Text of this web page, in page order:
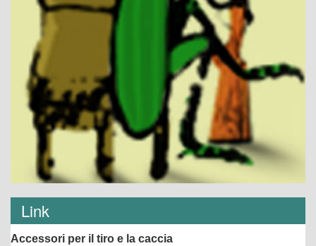
Link
Accessori per il tiro e la caccia